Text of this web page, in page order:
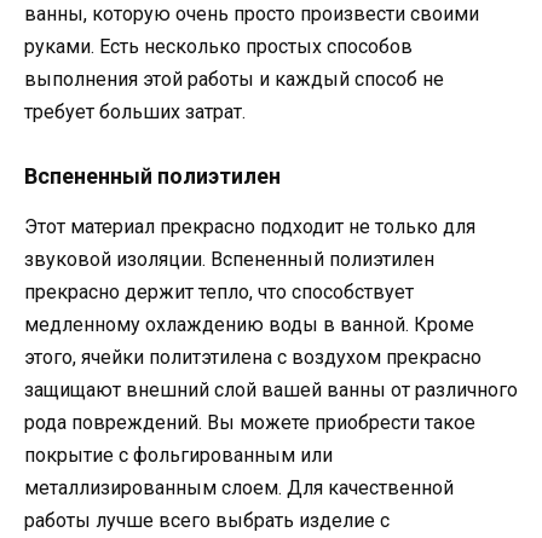
ванны, которую очень просто произвести своими
руками. Есть несколько простых способов
выполнения этой работы и каждый способ не
требует больших затрат.
Вспененный полиэтилен
Этот материал прекрасно подходит не только для
звуковой изоляции. Вспененный полиэтилен
прекрасно держит тепло, что способствует
медленному охлаждению воды в ванной. Кроме
этого, ячейки политэтилена с воздухом прекрасно
защищают внешний слой вашей ванны от различного
рода повреждений. Вы можете приобрести такое
покрытие с фольгированным или
металлизированным слоем. Для качественной
работы лучше всего выбрать изделие с